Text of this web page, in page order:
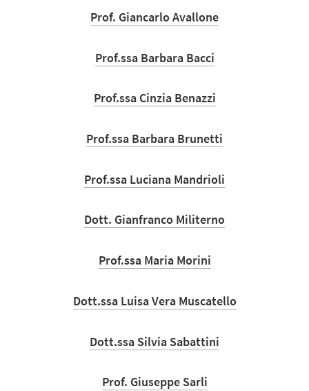
Prof. Giancarlo Avallone
Prof.ssa Barbara Bacci
Prof.ssa Cinzia Benazzi
Prof.ssa Barbara Brunetti
Prof.ssa Luciana Mandrioli
Dott. Gianfranco Militerno
Prof.ssa Maria Morini
Dott.ssa Luisa Vera Muscatello
Dott.ssa Silvia Sabattini
Prof. Giuseppe Sarli